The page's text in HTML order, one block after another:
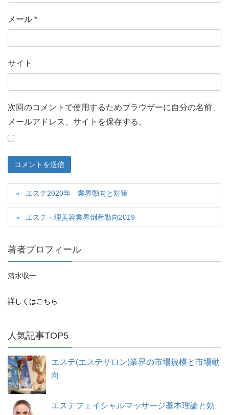
メール *
サイト
次回のコメントで使用するためブラウザーに自分の名前、
メールアドレス、サイトを保存する。
エステ2020年 業界動向と対策
エステ・理美容業界倒産動向2019
著者プロフィール
清水収一
詳しくはこちら
人気記事TOP5
エステ(エステサロン)業界の市場規模と市場動
向
エステフェイシャルマッサージ基本理論と効